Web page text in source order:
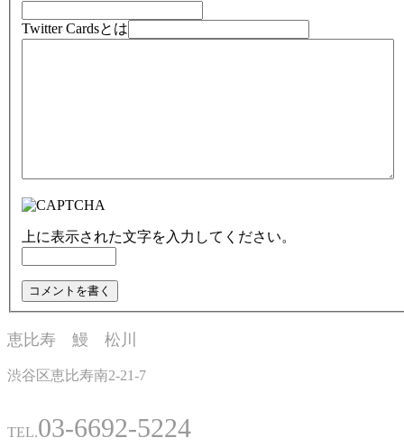
Twitter Cardsとは
上に表示された文字を入力してください。
恵比寿 鰻 松川
渋谷区恵比寿南2-21-7
TEL.03-6692-5224